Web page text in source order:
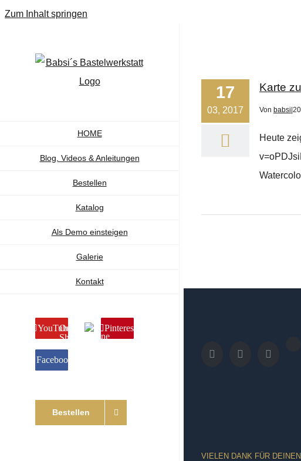
Zum Inhalt springen
HOME
Blog, Videos & Anleitungen
Bestellen
Katalog
Als Demo einsteigen
Galerie
Kontakt
YouTubeOnline
Shop
Pinterest
Facebook
Bestellen
17
03, 2017
Karte
Von babsi
Heute
VIELEN DANK FÜR